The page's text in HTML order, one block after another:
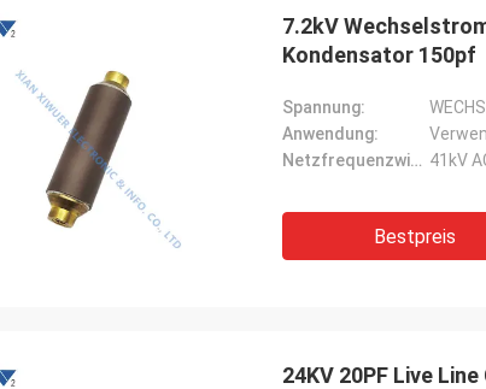
und hohe
erbracht und
Zukunft
7.2kV
Kondensator 150pf
Spannung:
Anwendung:
Netzfrequenzwiderstandsspannung: 41kV
Bestpreis
24KV 20PF Live